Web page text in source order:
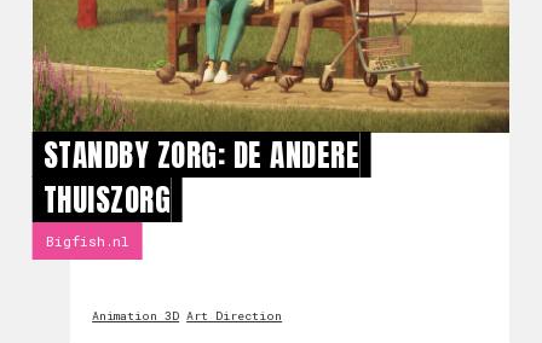
STANDBY ZORG: DE ANDERE
THUISZORG
Bigfish.nl
Animation 3D Art Direction